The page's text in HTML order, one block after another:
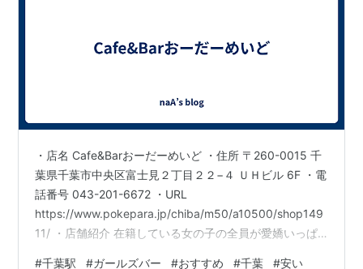
・店名 Cafe&Barおーだーめいど ・住所 〒260-0015 千
葉県千葉市中央区富士見２丁目２２−４ ＵＨビル 6F ・電
話番号 043-201-6672 ・URL
https://www.pokepara.jp/chiba/m50/a10500/shop149
11/ ・店舗紹介 在籍している女の子の全員が愛嬌いっぱ
#千葉駅 #ガールズバー #おすすめ #千葉 #安い